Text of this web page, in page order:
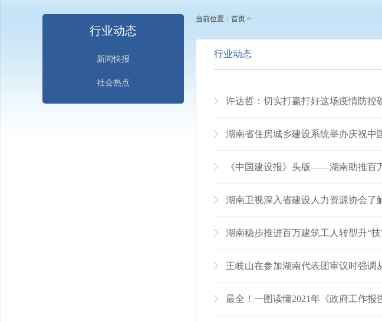
行业动态
新闻快报
社会热点
当前位置： 首页 >
行业动态
许达哲：切实打赢打好这场疫情防控
湖南省住房城乡建设系统举办庆祝中
《中国建设报》头版——湖南助推百
湖南卫视深入省建设人力资源协会了
湖南稳步推进百万建筑工人转型升“技
王岐山在参加湖南代表团审议时强调从百年
最全！一图读懂2021年《政府工作报